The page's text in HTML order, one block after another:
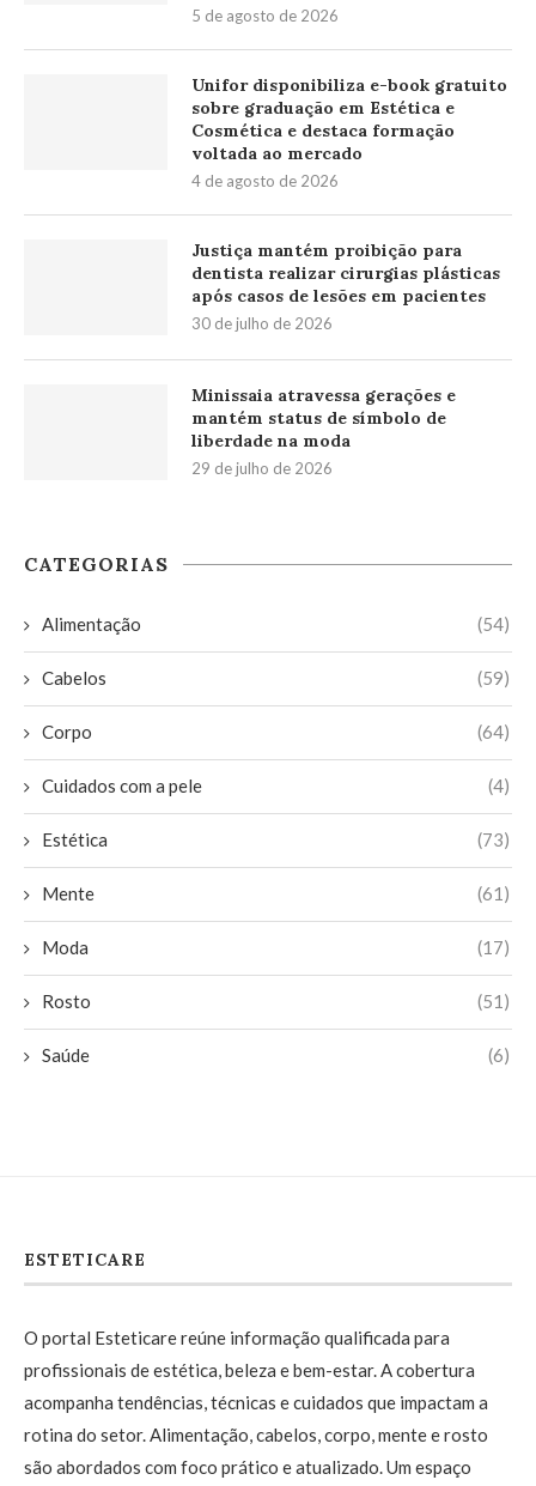
5 de agosto de 2026
Unifor disponibiliza e-book gratuito
sobre graduação em Estética e
Cosmética e destaca formação
voltada ao mercado
4 de agosto de 2026
Justiça mantém proibição para
dentista realizar cirurgias plásticas
após casos de lesões em pacientes
30 de julho de 2026
Minissaia atravessa gerações e
mantém status de símbolo de
liberdade na moda
29 de julho de 2026
CATEGORIAS
Alimentação (54)
Cabelos (59)
Corpo (64)
Cuidados com a pele (4)
Estética (73)
Mente (61)
Moda (17)
Rosto (51)
Saúde (6)
ESTETICARE
O portal Esteticare reúne informação qualificada para
profissionais de estética, beleza e bem-estar. A cobertura
acompanha tendências, técnicas e cuidados que impactam a
rotina do setor. Alimentação, cabelos, corpo, mente e rosto
são abordados com foco prático e atualizado. Um espaço